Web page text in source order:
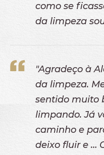
como se
da limpeza
"Agradeço à
da limpeza.
sentido muito
limpando. Já
caminho e
deixo fluir e …